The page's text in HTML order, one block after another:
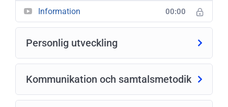
Information 00:00
Personlig utveckling
Kommunikation och samtalsmetodik